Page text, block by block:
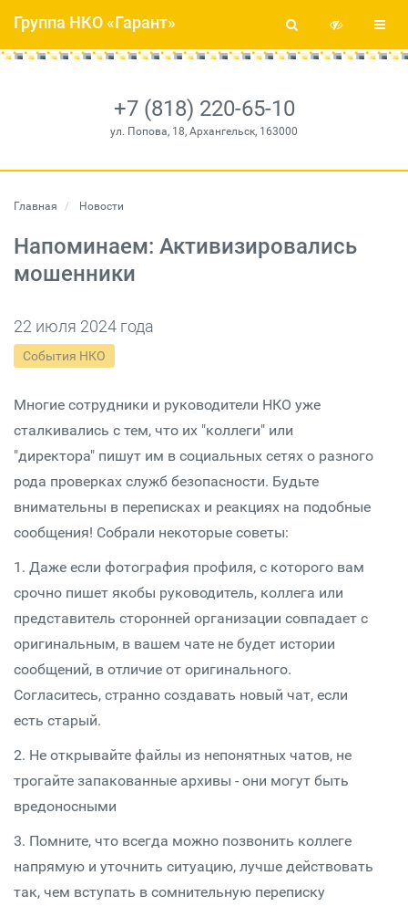
+7 (818) 220-65-10
ул. Попова, 18, Архангельск, 163000
Группа НКО «Гарант»
Главная Новости
Напоминаем: Активизировались
мошенники
22 июля 2024 года
События НКО
Многие сотрудники и руководители НКО уже
сталкивались с тем, что их "коллеги" или
"директора" пишут им в социальных сетях о разного
рода проверках служб безопасности. Будьте
внимательны в переписках и реакциях на подобные
сообщения! Собрали некоторые советы:
1. Даже если фотография профиля, с которого вам
срочно пишет якобы руководитель, коллега или
представитель сторонней организации совпадает с
оригинальным, в вашем чате не будет истории
сообщений, в отличие от оригинального.
Согласитесь, странно создавать новый чат, если
есть старый.
2. Не открывайте файлы из непонятных чатов, не
трогайте запакованные архивы - они могут быть
вредоносными
3. Помните, что всегда можно позвонить коллеге
напрямую и уточнить ситуацию, лучше действовать
так, чем вступать в сомнительную переписку